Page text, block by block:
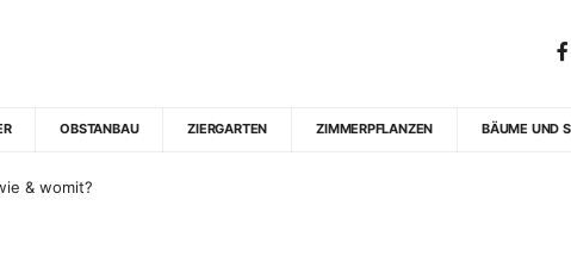
OBSTANBAU ZIERGARTEN ZIMMERPFLANZEN BÄUME UND
& womit?